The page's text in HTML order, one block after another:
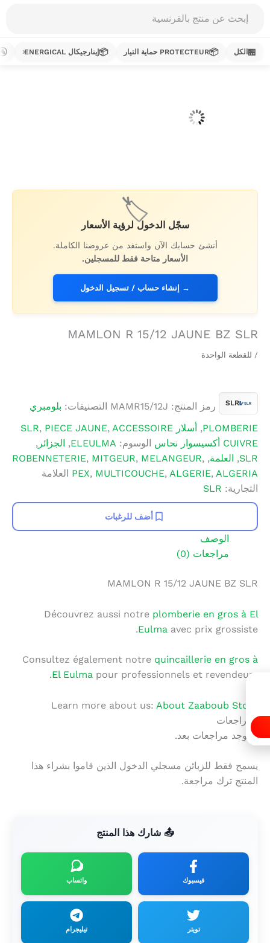
تخطي
🏷️
سجّل الدخول لرؤية الأسعار
أنشئ حسابك الآن واستفد من عروضنا الكاملة.
الأسعار متاحة فقط للمسجلين.
→ إنشاء حساب / تسجيل الدخول
MAMLON R 15/12 JAUNE BZ SLR
/ للقطعة الواحدة
SLR رمز المنتج: MAMR15/12J التصنيفات: بلومبري
PLOMBERIE
, أسلار SLR , PIECE JAUNE, ACCESSOIRE
CUIVRE أكسيسوار نحاس
الوسوم: ELEULMA
, الجزائر ,
SLR
, العلمة,
ROBENNETERIE, MITGEUR, MELANGEUR,
PEX, MULTICOUCHE, ALGERIE, ALGERIA
العلامة
التجارية: SLR
أضف للرغبات
الوصف
مراجعات (0)
MAMLON R 15/12 JAUNE BZ SLR
Découvrez aussi notre plomberie en gros à El
Eulma avec prix grossiste.
Consultez également notre quincaillerie en gros à
El Eulma pour professionnels et revendeurs.
Learn more about us: About Zaaboub Store
المراجعات
لا توجد مراجعات بعد.
يسمح فقط للزبائن مسجلي الدخول الذين قاموا بشراء هذا
المنتج ترك مراجعة.
📤 شارك هذا المنتج
فيسبوك واتساب
تويتر تيليجرام
search
🏪الكل 📦PROTECTEUR حماية التيار 📦إينارجيكال ENERGICAL